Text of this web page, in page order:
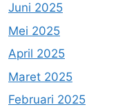
Juni 2025
Mei 2025
April 2025
Maret 2025
Februari 2025